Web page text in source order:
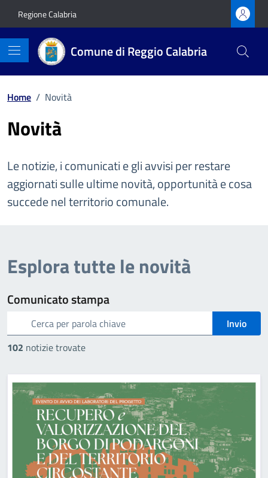
Regione Calabria
Comune di Reggio Calabria
Home / Novità
Novità
Le notizie, i comunicati e gli avvisi per restare
aggiornati sulle ultime novità, opportunità e cosa
succede nel territorio comunale.
Esplora tutte le novità
Comunicato stampa
Invio
102 notizie trovate